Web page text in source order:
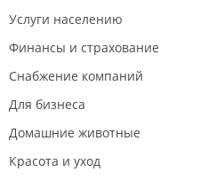
Услуги населению
Финансы и страхование
Снабжение компаний
Для бизнеса
Домашние животные
Красота и уход